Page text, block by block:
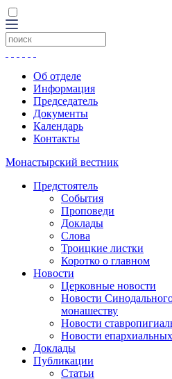
Об отделе
Информация
Председатель
Документы
Календарь
Контакты
Монастырский вестник
Предстоятель
События
Проповеди
Доклады
Слова
Троицкие листки
Коротко о главном
Новости
Церковные новости
Новости
монашеству
Новости
Новости
Доклады
Публикации
Статьи